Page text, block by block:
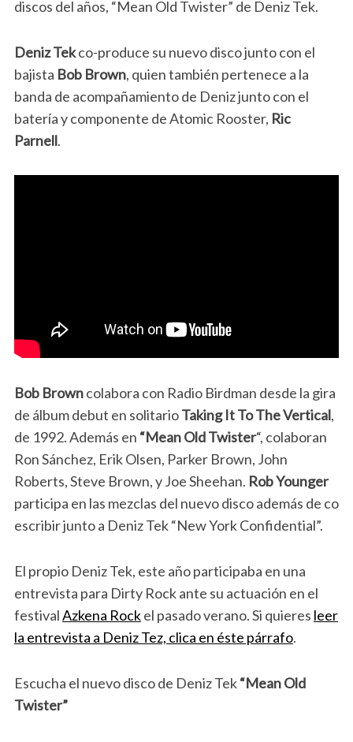
discos del años, “Mean Old Twister” de Deniz Tek.
Deniz Tekco-produce su nuevo disco junto con el
bajista Bob Brown, quien también pertenece a la
banda de acompañamiento de Deniz junto con el
batería y componente de Atomic Rooster, Ric
Parnell.
Bob Browncolabora con Radio Birdman desde la gira
de álbum debut en solitarioTaking It To The Vertical,
de 1992. Además en “Mean Old Twister“, colaboran
Ron Sánchez, Erik Olsen, Parker Brown, John
Roberts, Steve Brown, y Joe Sheehan. Rob Younger
participa en las mezclas del nuevo disco además de co
escribir junto a Deniz Tek “New York Confidential”.
El propio Deniz Tek, este año participaba en una
entrevista para Dirty Rock ante su actuación en el
festivalAzkena Rockel pasado verano. Si quieres leer
la entrevista a Deniz Tez, clica en éste párrafo.
Escucha el nuevo disco de Deniz Tek“Mean Old
Twister”